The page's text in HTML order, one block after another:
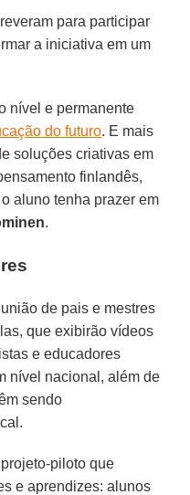
para participar
a iniciativa em um
nível e permanente
do futuro. E mais
soluções criativas em
finlandês,
aluno tenha prazer em
.
de pais e mestres
que exibirão vídeos
e educadores
nível nacional, além de
sendo
piloto que
e aprendizes: alunos